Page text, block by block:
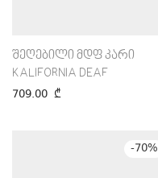
შეღებილი მდფ კარი
KALIFORNIA DEAF
709.00 ₾
-70%